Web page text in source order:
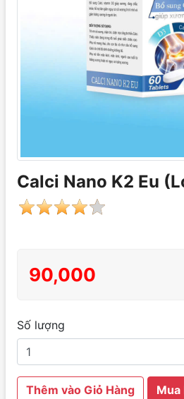
Calci Nano K2 Eu
90,000
Số lượng
Thêm vào Giỏ Hàng Mua